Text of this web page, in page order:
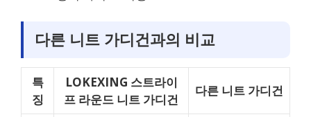
다른 니트 가디건과의 비교
특
징
LOKEXING 스트라이
프 라운드 니트 가디건
다른 니트 가디건